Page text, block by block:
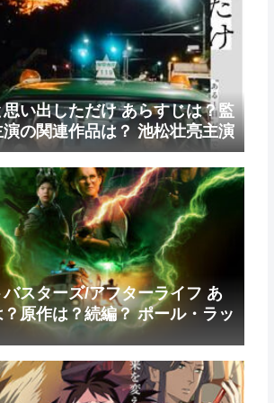
い出しただけ あらすじは？監
の関連作品は？ 池松壮亮主演
バスターズ/アフターライフ あ
？原作は？続編？ ポール・ラッ